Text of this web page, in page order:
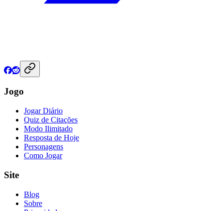
Jogo
Jogar Diário
Quiz de Citações
Modo Ilimitado
Resposta de Hoje
Personagens
Como Jogar
Site
Blog
Sobre